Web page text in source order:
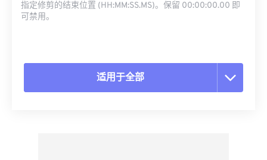
指定修剪的结束位置 (HH:MM:SS.MS)。保留 00:00:00.00 即
可禁用。
适用于全部